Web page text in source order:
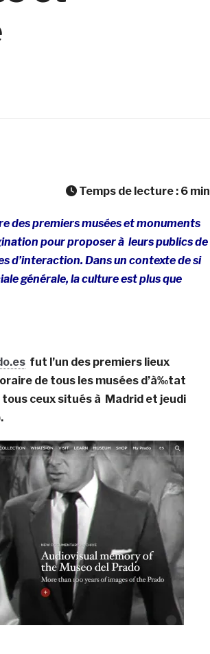
Temps de lecture : 6 min
des premiers musées et monuments
pour proposer à leurs publics de
d’interaction. Dans un contexte de si
générale, la culture est plus que
fut l’un des premiers lieux
de tous les musées d’à‰tat
ceux situés à Madrid et jeudi